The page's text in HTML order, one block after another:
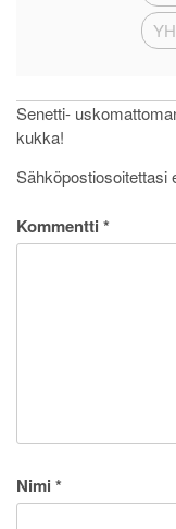
selaus
Senetti-
kukka!
Sähköpostiosoitettasi
Kommentti *
Nimi *